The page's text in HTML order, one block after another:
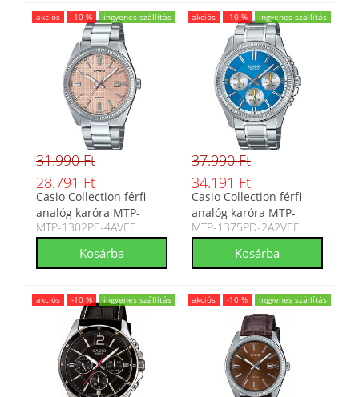
akciós -10 % ingyenes szállítás
31.990 Ft
28.791 Ft
Casio Collection férfi
analóg karóra MTP-
1302PE-4AVEF
MTP-1302PE-4AVEF
akciós -10 % ingyenes szállítás
37.990 Ft
34.191 Ft
Casio Collection férfi
analóg karóra MTP-
1375PD-2A2VEF
MTP-1375PD-2A2VEF
akciós -10 % ingyenes szállítás akciós -10 % ingyenes szállítás